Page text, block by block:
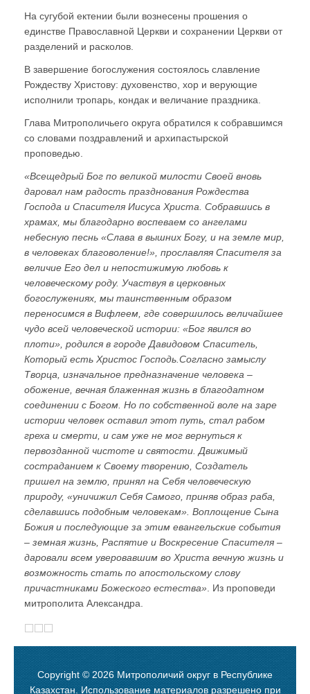
На сугубой ектении были вознесены прошения о
единстве Православной Церкви и сохранении Церкви от
разделений и расколов.
В завершение богослужения состоялось славление
Рождеству Христову: духовенство, хор и верующие
исполнили тропарь, кондак и величание праздника.
Глава Митрополичьего округа обратился к собравшимся
со словами поздравлений и архипастырской
проповедью.
«Всещедрый Бог по великой милости Своей вновь
даровал нам радость празднования Рождества
Господа и Спасителя Иисуса Христа. Собравшись в
храмах, мы благодарно воспеваем со ангелами
небесную песнь «Слава в вышних Богу, и на земле мир,
в человеках благоволение!», прославляя Спасителя за
величие Его дел и непостижимую любовь к
человеческому роду. Участвуя в церковных
богослужениях, мы таинственным образом
переносимся в Вифлеем, где совершилось величайшее
чудо всей человеческой истории: «Бог явился во
плоти», родился в городе Давидовом Спаситель,
Который есть Христос Господь.Согласно замыслу
Творца, изначальное предназначение человека –
обожение, вечная блаженная жизнь в благодатном
соединении с Богом. Но по собственной воле на заре
истории человек оставил этот путь, стал рабом
греха и смерти, и сам уже не мог вернуться к
первозданной чистоте и святости. Движимый
состраданием к Своему творению, Создатель
пришел на землю, принял на Себя человеческую
природу, «уничижил Себя Самого, приняв образ раба,
сделавшись подобным человекам». Воплощение Сына
Божия и последующие за этим евангельские события
– земная жизнь, Распятие и Воскресение Спасителя –
даровали всем уверовавшим во Христа вечную жизнь и
возможность стать по апостольскому слову
причастниками Божеского естества» . Из проповеди
митрополита Александра.
Copyright © 2026 Митрополичий округ в Республике
Казахстан. Использование материалов разрешено при